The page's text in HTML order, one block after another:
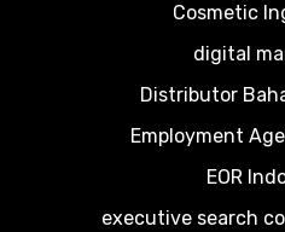
Cosmetic
digital
Distributor
Employment
EOR
executive search